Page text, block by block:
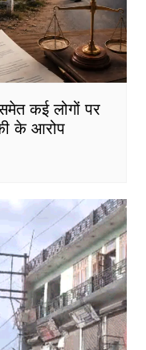
कई लोगों पर
के आरोप